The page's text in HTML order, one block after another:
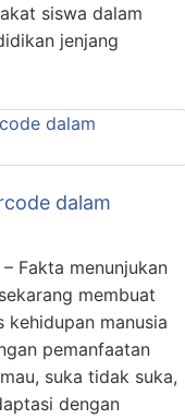
siswa dalam
jenjang
dalam
– Fakta menunjukan
membuat
kehidupan manusia
pemanfaatan
suka tidak suka,
dengan